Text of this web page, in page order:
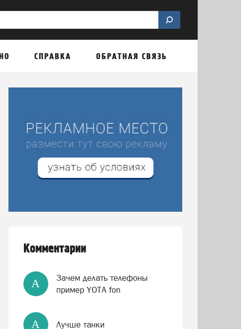
СПРАВКА ОБРАТНАЯ СВЯЗЬ
Комментарии
А
Зачем делать телефоны
пример YOTA fon
А Лучше танки